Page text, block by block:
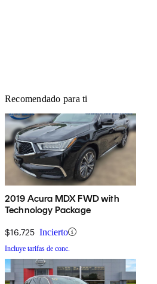
Recomendado para ti
2019 Acura MDX FWD with
Technology Package
$16,725 Incierto
Incluye tarifas de conc.